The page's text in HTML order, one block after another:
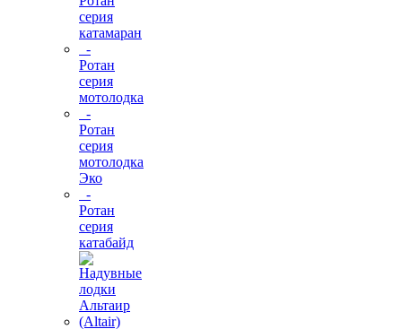
серия
катамаран
-
Ротан
серия
мотолодка
-
Ротан
серия
мотолодка
Эко
-
Ротан
серия
катабайд